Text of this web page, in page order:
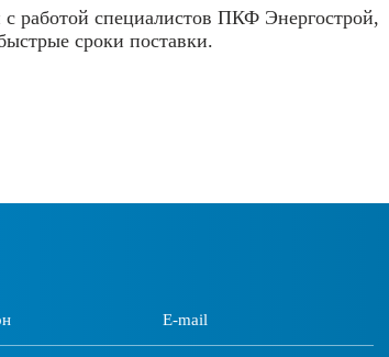
с работой специалистов ПКФ Энергострой,
сроки поставки.